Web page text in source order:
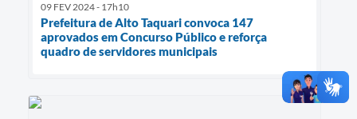
09 FEV 2024 - 17h10
Prefeitura de Alto Taquari convoca 147
aprovados em Concurso Público e reforça
quadro de servidores municipais